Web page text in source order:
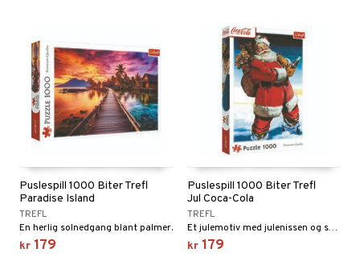
Puslespill 1000 Biter Trefl
Paradise Island
TREFL
En herlig solnedgang blant palmer.
kr 179
Puslespill 1000 Biter Trefl
Jul Coca-Cola
TREFL
Et julemotiv med julenissen og sekken hans.
kr 179